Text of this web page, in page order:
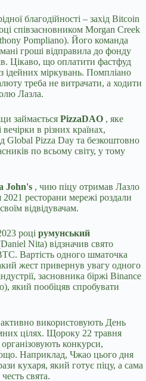
благодійності – захід Bitcoin
співзасновником Morgan Creek
Pompliano). Його команда
гроші відправила до фонду
Цікаво, що оплатити фастфуд
ідейних міркувань. Помпліано
треба не витрачати, а ходити
Лазла.
займається PizzaDAO , яке
в різних країнах,
Global Pizza Day та безкоштовно
по всьому світу, у тому
John's , чию піцу отримав Лазло
ресторани мережі роздали
відвідувачам.
році румунський
Nita) відзначив свято
Вартість одного шматочка
жест привернув увагу одного
засновника біржі Binance
який пообіцяв спробувати
активно використовують День
цілях. Щороку 22 травня
конкурси,
Наприклад, Чжао цього дня
кухаря, який готує піцу, а сама
свята.